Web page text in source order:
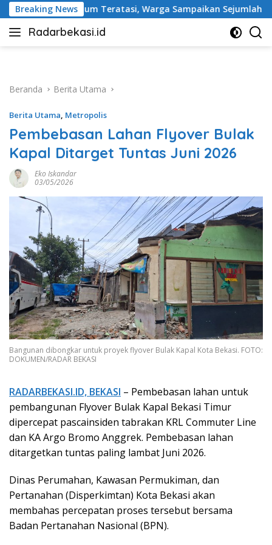
Langsung
ke
konten
Breaking News
Warga Sampaikan Sejumlah Tuntutan Ketua
Radarbekasi.id
Berita
Beranda
Berita Utama
Berita Utama, Metropolis
Pembebasan Lahan Flyover Bulak
Kapal Ditarget Tuntas Juni 2026
Eko Iskandar
03/05/2026
Bangunan dibongkar untuk proyek flyover Bulak Kapal Kota Bekasi. FOTO:
DOKUMEN/RADAR BEKASI
RADARBEKASI.ID, BEKASI – Pembebasan lahan untuk
pembangunan Flyover Bulak Kapal Bekasi Timur
dipercepat pascainsiden tabrakan KRL Commuter Line
dan KA Argo Bromo Anggrek. Pembebasan lahan
ditargetkan tuntas paling lambat Juni 2026.
Dinas Perumahan, Kawasan Permukiman, dan
Pertanahan (Disperkimtan) Kota Bekasi akan
membahas percepatan proses tersebut bersama
Badan Pertanahan Nasional (BPN).